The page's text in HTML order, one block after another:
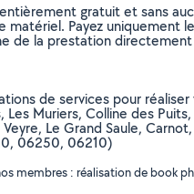
gratuit et sans
Payez uniquement
de la prestation
de services pour
Les Muriers, Colline des
Le Grand Saule,
06250, 06210)
membres : réalisation de book